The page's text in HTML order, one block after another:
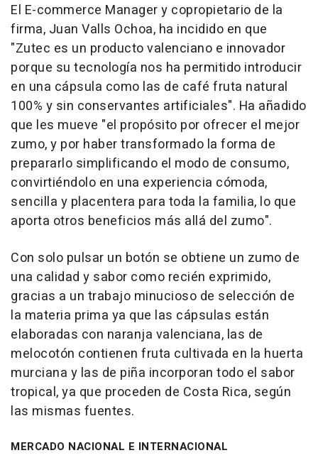
El E-commerce Manager y copropietario de la
firma, Juan Valls Ochoa, ha incidido en que
"Zutec es un producto valenciano e innovador
porque su tecnología nos ha permitido introducir
en una cápsula como las de café fruta natural
100% y sin conservantes artificiales". Ha añadido
que les mueve "el propósito por ofrecer el mejor
zumo, y por haber transformado la forma de
prepararlo simplificando el modo de consumo,
convirtiéndolo en una experiencia cómoda,
sencilla y placentera para toda la familia, lo que
aporta otros beneficios más allá del zumo".
Con solo pulsar un botón se obtiene un zumo de
una calidad y sabor como recién exprimido,
gracias a un trabajo minucioso de selección de
la materia prima ya que las cápsulas están
elaboradas con naranja valenciana, las de
melocotón contienen fruta cultivada en la huerta
murciana y las de piña incorporan todo el sabor
tropical, ya que proceden de Costa Rica, según
las mismas fuentes.
MERCADO NACIONAL E INTERNACIONAL